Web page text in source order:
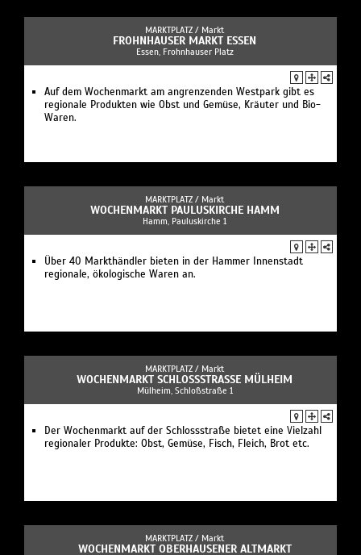
MARKTPLATZ / Markt
FROHNHAUSER MARKT ESSEN
Essen, Frohnhauser Platz
Auf dem Wochenmarkt am angrenzenden Westpark gibt es
regionale Produkten wie Obst und Gemüse, Kräuter und Bio-
Waren.
MARKTPLATZ / Markt
WOCHENMARKT PAULUSKIRCHE HAMM
Hamm, Pauluskirche 1
Über 40 Markthändler bieten in der Hammer Innenstadt
regionale, ökologische Waren an.
MARKTPLATZ / Markt
WOCHENMARKT SCHLOSSSTRASSE MÜLHEIM
Mülheim, Schloßstraße 1
Der Wochenmarkt auf der Schlossstraße bietet eine Vielzahl
regionaler Produkte: Obst, Gemüse, Fisch, Fleich, Brot etc.
MARKTPLATZ / Markt
WOCHENMARKT OBERHAUSENER ALTMARKT